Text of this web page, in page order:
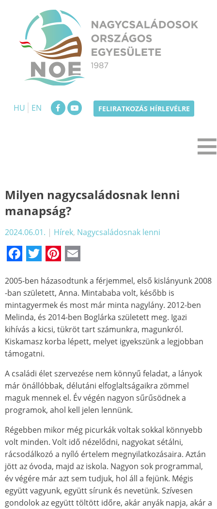
content
HU
EN FELIRATKOZÁS HÍRLEVÉLRE
Milyen nagycsaládosnak lenni
manapság?
2024.06.01. | Hírek, Nagycsaládosnak lenni
Facebook
TwitterPinterest
2005-ben házasodtunk a férjemmel, első kislányunk 2008
-ban született, Anna. Mintababa volt, később is
mintagyermek és most már minta nagylány. 2012-ben
Melinda, és 2014-ben Boglárka született meg. Igazi
kihívás a kicsi, tükröt tart számunkra, magunkról.
Kiskamasz korba lépett, melyet igyekszünk a legjobban
támogatni.
A családi élet szervezése nem könnyű feladat, a lányok
már önállóbbak, délutáni elfoglaltságaikra zömmel
maguk mennek el. Év végén nagyon sűrűsödnek a
programok, ahol kell jelen lennünk.
Régebben mikor még picurkák voltak sokkal könnyebb
volt minden. Volt idő nézelődni, nagyokat sétálni,
rácsodálkozó a nyíló értelem megnyilatkozásaira. Aztán
jött az óvoda, majd az iskola. Nagyon sok programmal,
év végére már azt sem tudjuk, hol áll a fejünk. Mégis
együtt vagyunk, együtt sírunk és nevetünk. Szívesen
gondolok az együtt töltött időre, akár anyák napja, akár a